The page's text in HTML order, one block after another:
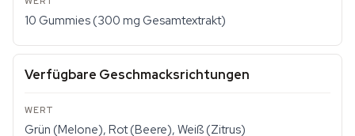
10 Gummies (300 mg Gesamtextrakt)
Verfügbare Geschmacksrichtungen
Grün (Melone), Rot (Beere), Weiß (Zitrus)